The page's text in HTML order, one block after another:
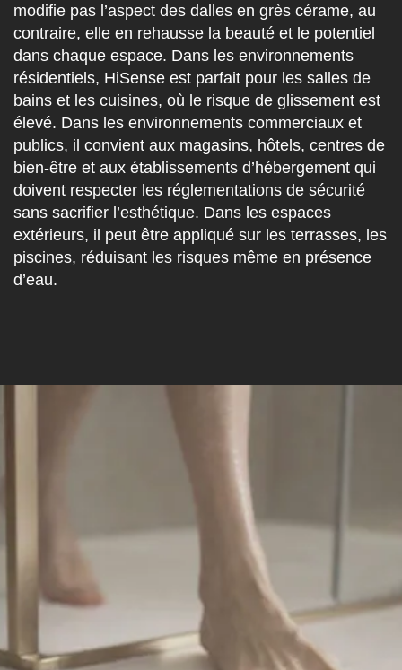
modifie pas l’aspect des dalles en grès cérame, au
contraire, elle en rehausse la beauté et le potentiel
dans chaque espace. Dans les environnements
résidentiels, HiSense est parfait pour les salles de
bains et les cuisines, où le risque de glissement est
élevé. Dans les environnements commerciaux et
publics, il convient aux magasins, hôtels, centres de
bien-être et aux établissements d’hébergement qui
doivent respecter les réglementations de sécurité
sans sacrifier l’esthétique. Dans les espaces
extérieurs, il peut être appliqué sur les terrasses, les
piscines, réduisant les risques même en présence
d’eau.